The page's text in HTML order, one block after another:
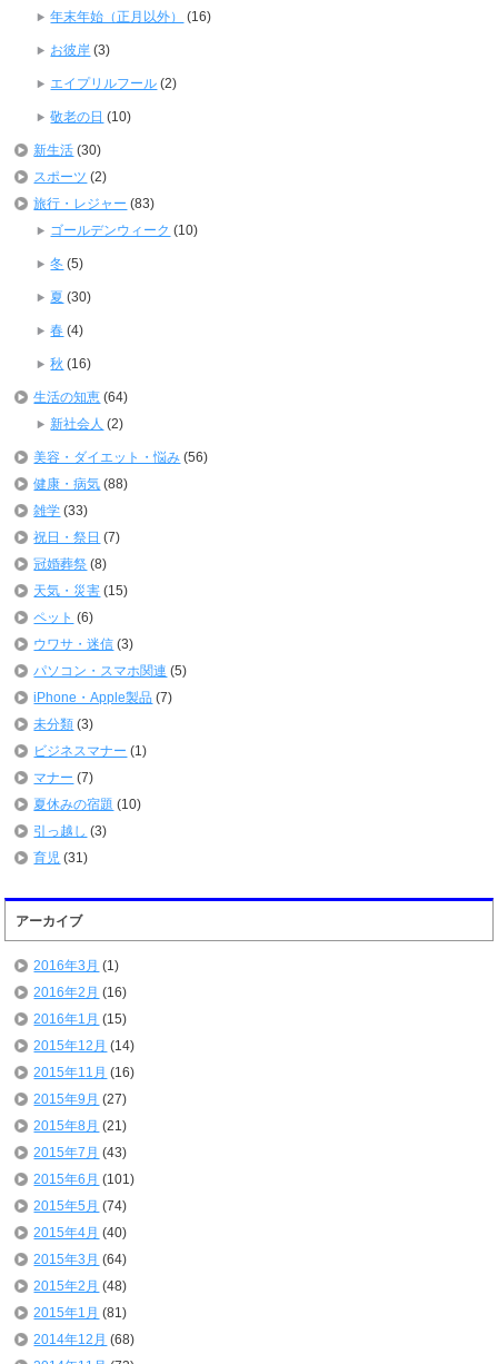
年末年始（正月以外） (16)
お彼岸 (3)
エイプリルフール (2)
敬老の日 (10)
新生活 (30)
スポーツ (2)
旅行・レジャー (83)
ゴールデンウィーク (10)
冬 (5)
夏 (30)
春 (4)
秋 (16)
生活の知恵 (64)
新社会人 (2)
美容・ダイエット・悩み (56)
健康・病気 (88)
雑学 (33)
祝日・祭日 (7)
冠婚葬祭 (8)
天気・災害 (15)
ペット (6)
ウワサ・迷信 (3)
パソコン・スマホ関連 (5)
iPhone・Apple製品 (7)
未分類 (3)
ビジネスマナー (1)
マナー (7)
夏休みの宿題 (10)
引っ越し (3)
育児 (31)
アーカイブ
2016年3月 (1)
2016年2月 (16)
2016年1月 (15)
2015年12月 (14)
2015年11月 (16)
2015年9月 (27)
2015年8月 (21)
2015年7月 (43)
2015年6月 (101)
2015年5月 (74)
2015年4月 (40)
2015年3月 (64)
2015年2月 (48)
2015年1月 (81)
2014年12月 (68)